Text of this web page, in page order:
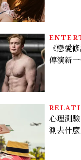
《戀愛
傳演新
心理測
測去什